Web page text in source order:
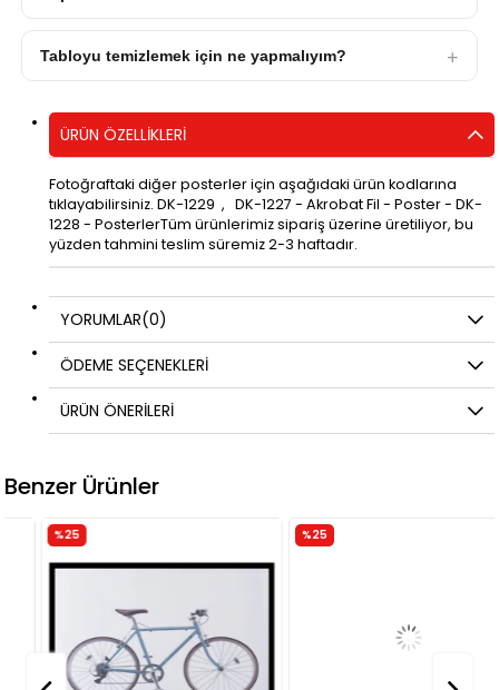
Tabloyu temizlemek için ne yapmalıyım?
ÜRÜN ÖZELLIKLERI
Fotoğraftaki diğer posterler için aşağıdaki ürün kodlarına
tıklayabilirsiniz. DK-1229 , DK-1227 - Akrobat Fil - Poster - DK-
1228 - PosterlerTüm ürünlerimiz sipariş üzerine üretiliyor, bu
yüzden tahmini teslim süremiz 2-3 haftadır.
YORUMLAR(0)
ÖDEME SEÇENEKLERI
ÜRÜN ÖNERILERI
Benzer Ürünler